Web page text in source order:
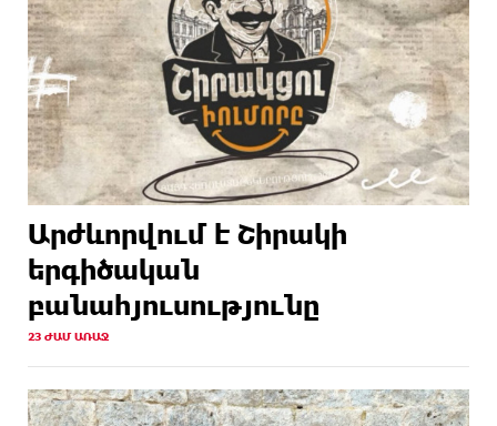
Արժևորվում է Շիրակի
երգիծական
բանահյուսությունը
23 ԺԱՄ ԱՌԱՋ